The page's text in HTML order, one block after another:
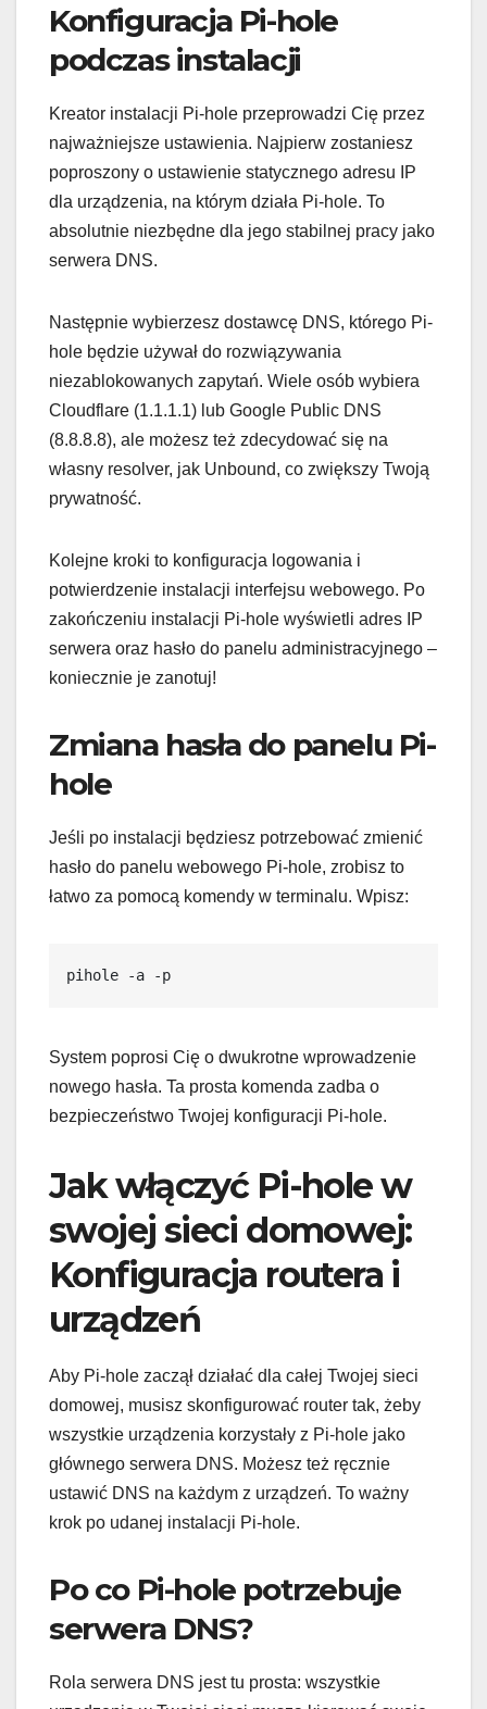
Konfiguracja Pi-hole
podczas instalacji
Kreator instalacji Pi-hole przeprowadzi Cię przez
najważniejsze ustawienia. Najpierw zostaniesz
poproszony o ustawienie statycznego adresu IP
dla urządzenia, na którym działa Pi-hole. To
absolutnie niezbędne dla jego stabilnej pracy jako
serwera DNS.
Następnie wybierzesz dostawcę DNS, którego Pi-
hole będzie używał do rozwiązywania
niezablokowanych zapytań. Wiele osób wybiera
Cloudflare (1.1.1.1) lub Google Public DNS
(8.8.8.8), ale możesz też zdecydować się na
własny resolver, jak Unbound, co zwiększy Twoją
prywatność.
Kolejne kroki to konfiguracja logowania i
potwierdzenie instalacji interfejsu webowego. Po
zakończeniu instalacji Pi-hole wyświetli adres IP
serwera oraz hasło do panelu administracyjnego –
koniecznie je zanotuj!
Zmiana hasła do panelu Pi-
hole
Jeśli po instalacji będziesz potrzebować zmienić
hasło do panelu webowego Pi-hole, zrobisz to
łatwo za pomocą komendy w terminalu. Wpisz:
pihole -a -p
System poprosi Cię o dwukrotne wprowadzenie
nowego hasła. Ta prosta komenda zadba o
bezpieczeństwo Twojej konfiguracji Pi-hole.
Jak włączyć Pi-hole w
swojej sieci domowej:
Konfiguracja routera i
urządzeń
Aby Pi-hole zaczął działać dla całej Twojej sieci
domowej, musisz skonfigurować router tak, żeby
wszystkie urządzenia korzystały z Pi-hole jako
głównego serwera DNS. Możesz też ręcznie
ustawić DNS na każdym z urządzeń. To ważny
krok po udanej instalacji Pi-hole.
Po co Pi-hole potrzebuje
serwera DNS?
Rola serwera DNS jest tu prosta: wszystkie